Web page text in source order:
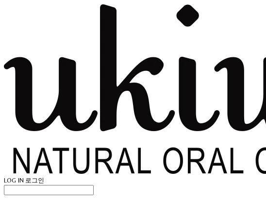
LOG IN 로그인